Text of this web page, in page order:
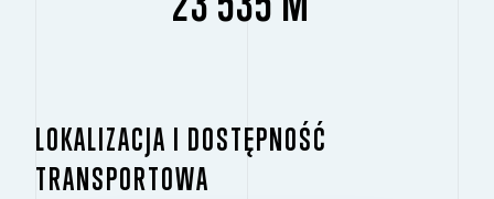
LOKALIZACJA I DOSTĘPNOŚĆ
TRANSPORTOWA